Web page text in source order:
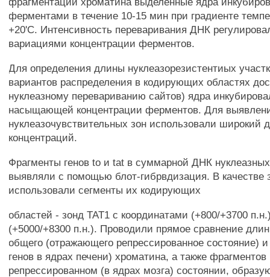
ферментами в течение 10-15 мин при градиенте
+20'С. Интенсивность переваривания ДНК
вариациями концентрации ферментов.
Для определения длины нуклеазорезистентиых
вариантов распределения в кодирующих областях
нуклеазному перевариванию сайтов) ядра
насыщающей концентрации ферментов. Для
нуклеазочувствительных зон использовали широкий
концентраций.
Фрагменты генов to и tat в суммарной ДНК
выявляли с помощью блот-гибрвдизация. В качестве
использовали сегменты их кодирующих
областей - зонд ТАТ1 с координатами (+800/+3700
(+5000/+8300 п.н.). Проводили прямое сравнение
общего (отражающего репрессированное состояние)
генов в ядрах печени) хроматина, а также фрагментов
репрессированном (в ядрах мозга) состоянии,